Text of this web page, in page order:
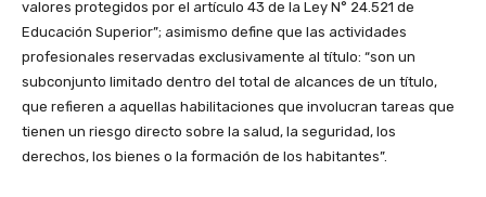
valores protegidos por el artículo 43 de la Ley N° 24.521 de
Educación Superior”; asimismo define que las actividades
profesionales reservadas exclusivamente al título: “son un
subconjunto limitado dentro del total de alcances de un título,
que refieren a aquellas habilitaciones que involucran tareas que
tienen un riesgo directo sobre la salud, la seguridad, los
derechos, los bienes o la formación de los habitantes”.